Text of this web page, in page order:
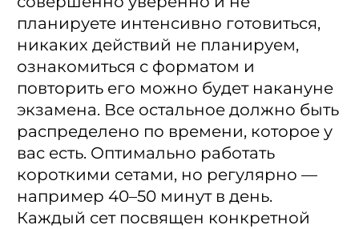
планируете интенсивно готовиться,
никаких действий не планируем,
ознакомиться с форматом и
повторить его можно будет накануне
экзамена. Все остальное должно быть
распределено по времени, которое у
вас есть. Оптимально работать
короткими сетами, но регулярно —
например 40–50 минут в день.
Каждый сет посвящен конкретной